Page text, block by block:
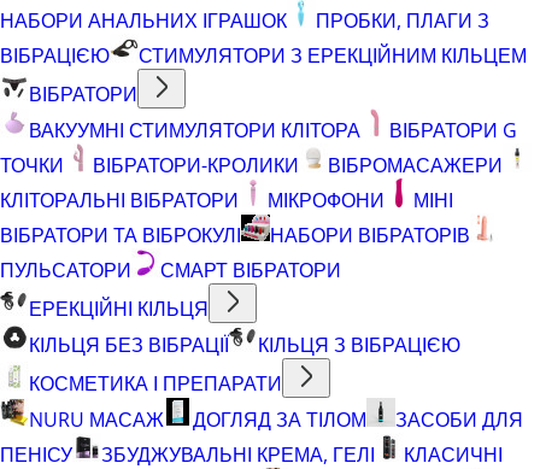
НАБОРИ АНАЛЬНИХ ІГРАШОК
ПРОБКИ, ПЛАГИ З
ВІБРАЦІЄЮ
СТИМУЛЯТОРИ З ЕРЕКЦІЙНИМ КІЛЬЦЕМ
ВІБРАТОРИ
ВАКУУМНІ СТИМУЛЯТОРИ КЛІТОРА
ВІБРАТОРИ G
ТОЧКИ
ВІБРАТОРИ-КРОЛИКИ
ВІБРОМАСАЖЕРИ
КЛІТОРАЛЬНІ ВІБРАТОРИ
МІКРОФОНИ
МІНІ
ВІБРАТОРИ ТА ВІБРОКУЛІ
НАБОРИ ВІБРАТОРІВ
ПУЛЬСАТОРИ
СМАРТ ВІБРАТОРИ
ЕРЕКЦІЙНІ КІЛЬЦЯ
КІЛЬЦЯ БЕЗ ВІБРАЦІЇ
КІЛЬЦЯ З ВІБРАЦІЄЮ
КОСМЕТИКА І ПРЕПАРАТИ
NURU МАСАЖ
ДОГЛЯД ЗА ТІЛОМ
ЗАСОБИ ДЛЯ
ПЕНІСУ
ЗБУДЖУВАЛЬНІ КРЕМА, ГЕЛІ
КЛАСИЧНІ